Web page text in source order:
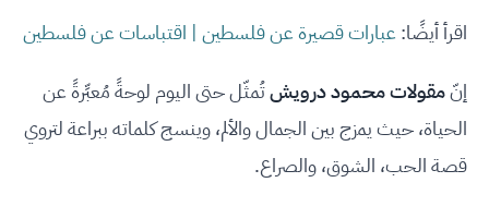
اقرأ أيضًا: عبارات قصيرة عن فلسطين | اقتباسات عن فلسطين
إنّمقولات محمود درويشتُمثّل حتى اليوم لوحةً مُعبِّرةً عن
الحياة، حيث يمزج بين الجمال والألم، وينسج كلماته ببراعة لتروي
قصة الحب، الشوق، والصراع.